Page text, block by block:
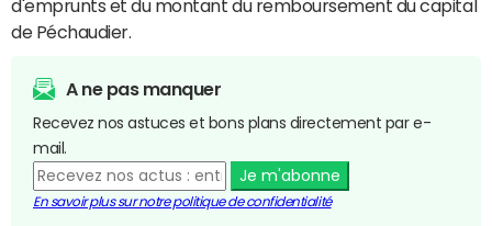
d'emprunts et du montant du remboursement du capital
de Péchaudier.
A ne pas manquer
Recevez nos astuces et bons plans directement par e-
mail.
Je m'abonne
En savoir plus sur notre politique de confidentialité